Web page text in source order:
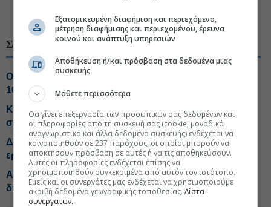
#Επιδόματα #ΔΥΠΑ
ΣΧΕΤΙΚΑ ΘΕΜΑΤΑ
Ο «χάρτης» των πληρωμών από e-ΕΦΚΑ, ΔΥΠΑ από
10 έως 14 Αυγούστου
Κάτω από τα 1.000 ευρώ το 57% των κύριων
συντάξεων γήρατος
ΔΥΠΑ: Ανοίγουν σήμερα οι αιτήσεις για 8.000 θέσεις
εργασίας ανέργων 55+
ΑΑΔΕ: Άνοιξε εκ νέου το σύστημα ΕΑΕ 2025 για
διορθώσεις μετά την τελευταία πληρωμή
Εξατομικευμένη διαφήμιση και περιεχόμενο,
μέτρηση διαφήμισης και περιεχομένου, έρευνα
κοινού και ανάπτυξη υπηρεσιών
Αποθήκευση ή/και πρόσβαση στα δεδομένα μιας
συσκευής
Μάθετε περισσότερα
Θα γίνει επεξεργασία των προσωπικών σας δεδομένων και
οι πληροφορίες από τη συσκευή σας (cookie, μοναδικά
αναγνωριστικά και άλλα δεδομένα συσκευής) ενδέχεται να
κοινοποιηθούν σε 237 παρόχους, οι οποίοι μπορούν να
αποκτήσουν πρόσβαση σε αυτές ή να τις αποθηκεύσουν.
Αυτές οι πληροφορίες ενδέχεται επίσης να
χρησιμοποιηθούν συγκεκριμένα από αυτόν τον ιστότοπο.
Εμείς και οι συνεργάτες μας ενδέχεται να χρησιμοποιούμε
ακριβή δεδομένα γεωγραφικής τοποθεσίας.Λίστα
συνεργατών.